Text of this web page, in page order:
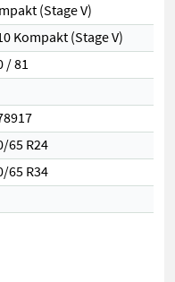
(Stage V)
Kompakt (Stage V)
/ 81
65 R24
65 R34